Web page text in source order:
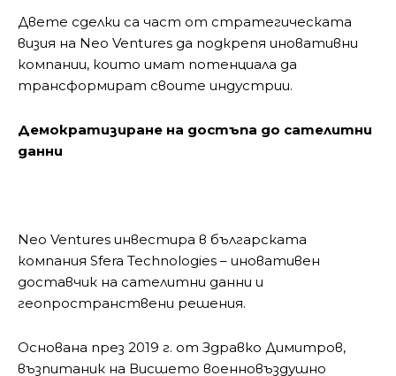
Двете сделки са част от стратегическата
визия на Neo Ventures да подкрепя иновативни
компании, които имат потенциала да
трансформират своите индустрии.
Демократизиране на достъпа до сателитни
данни
Neo Ventures инвестира в българската
компания Sfera Technologies – иновативен
доставчик на сателитни данни и
геопространствени решения.
Основана през 2019 г. от Здравко Димитров,
възпитаник на Висшето военновъздушно